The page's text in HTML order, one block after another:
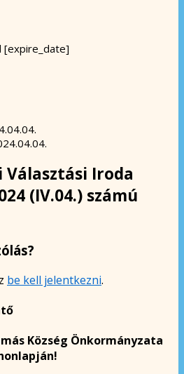
[expire_date]
Választási Iroda
(IV.04.) számú
be kell jelentkezni.
Község Önkormányzata